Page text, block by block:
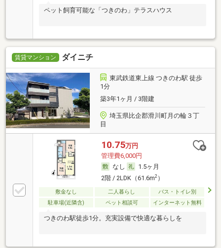
ペット飼育可能な「つきのわ」テラスハウス
賃貸マンション ダイニチ
東武鉄道東上線 つきのわ駅 徒歩
1分
築3年1ヶ月 / 3階建
埼玉県比企郡滑川町月の輪３丁
目
10.75万円
管理費6,000円
なし
1.5ヶ月
2階 / 2LDK（61.6m2）
敷金なし 二人暮らし
バス・トイレ別
駐車場(近隣含)
ペット相談可 インターネット無料
つきのわ駅徒歩1分。充実設備で快適な暮らしを